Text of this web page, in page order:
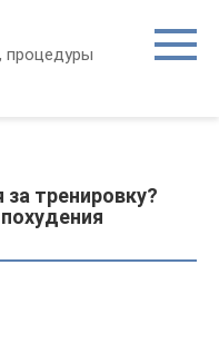
процедуры
тренировку?